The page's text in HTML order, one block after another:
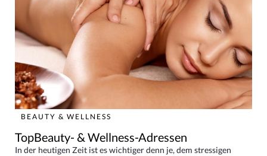
BEAUTY & WELLNESS
TopBeauty- & Wellness-Adressen
In der heutigen Zeit ist es wichtiger denn je, dem stressigen